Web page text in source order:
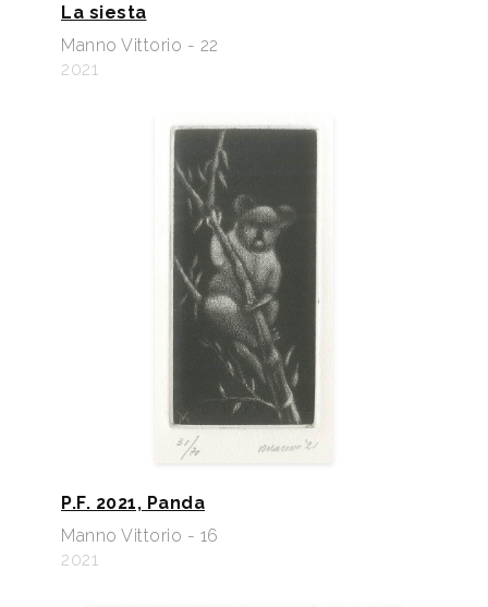
La siesta
Manno Vittorio - 22
2021
P.F. 2021, Panda
Manno Vittorio - 16
2021